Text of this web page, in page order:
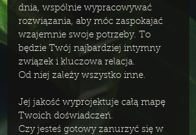
dnia, wspólnie wypracowywać
rozwiązania, aby móc zaspokajać
wzajemnie swoje potrzeby. To
będzie Twój najbardziej intymny
związek i kluczowa relacja.
Od niej zależy wszystko inne.
Jej jakość wyprojektuje całą mapę
Twoich doświadczeń.
Czy jesteś gotowy zanurzyć się w